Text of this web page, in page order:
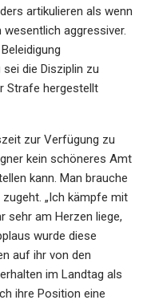
artikulieren als wenn
aggressiver.
die Disziplin zu
Strafe hergestellt
zur Verfügung zu
kein schöneres Amt
kann. Man brauche
„Ich kämpfe mit
sehr am Herzen liege,
wurde diese
auf ihr von den
im Landtag als
ihre Position eine